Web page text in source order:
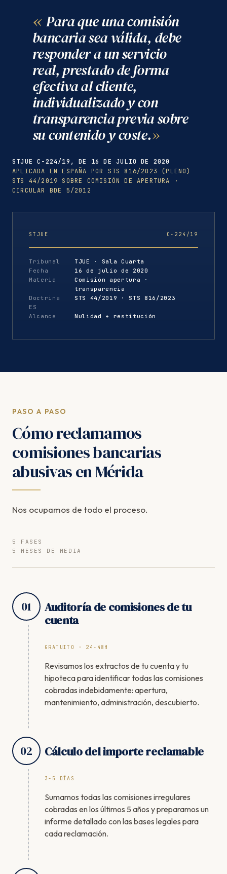
Para que una comisión
bancaria sea válida, debe
responder a un servicio
real, prestado de forma
efectiva al cliente,
individualizado y con
transparencia previa sobre
su contenido y coste.
STJUE C-224/19, DE 16 DE JULIO DE 2020
APLICADA EN ESPAÑA POR STS 816/2023 (PLENO)
STS 44/2019 SOBRE COMISIÓN DE APERTURA ·
CIRCULAR BDE 5/2012
STJUE C-224/19
Tribunal
TJUE · Sala Cuarta
Fecha
16 de julio de 2020
Materia
Comisión apertura ·
transparencia
Doctrina
ES
STS 44/2019 · STS 816/2023
Alcance Nulidad + restitución
PASO A PASO
Cómo reclamamos
comisiones bancarias
abusivas en Mérida
Nos ocupamos de todo el proceso.
5 FASES
5 MESES DE MEDIA
01
Auditoría de comisiones de tu
cuenta
GRATUITO · 24-48H
Revisamos los extractos de tu cuenta y tu
hipoteca para identificar todas las comisiones
cobradas indebidamente: apertura,
mantenimiento, administración, descubierto.
02 Cálculo del importe reclamable
3-5 DÍAS
Sumamos todas las comisiones irregulares
cobradas en los últimos 5 años y preparamos un
informe detallado con las bases legales para
cada reclamación.